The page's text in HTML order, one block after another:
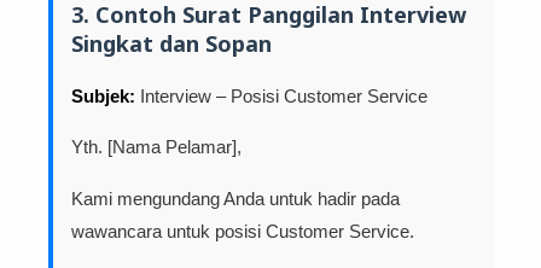
3. Contoh Surat Panggilan Interview
Singkat dan Sopan
Subjek: Interview – Posisi Customer Service
Yth. [Nama Pelamar],
Kami mengundang Anda untuk hadir pada
wawancara untuk posisi Customer Service.